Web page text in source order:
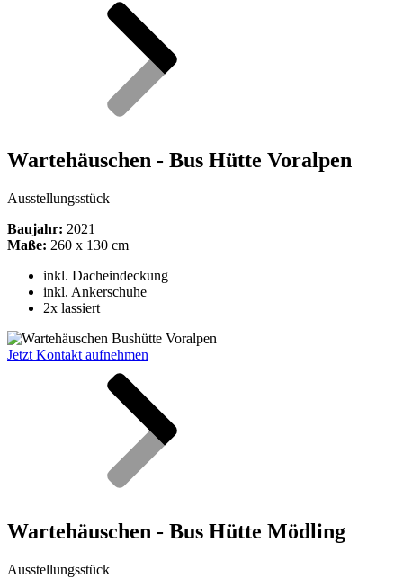
Wartehäuschen - Bus Hütte Voralpen
Ausstellungsstück
Baujahr: 2021
Maße: 260 x 130 cm
inkl. Dacheindeckung
inkl. Ankerschuhe
2x lassiert
Jetzt Kontakt aufnehmen
Wartehäuschen - Bus Hütte Mödling
Ausstellungsstück